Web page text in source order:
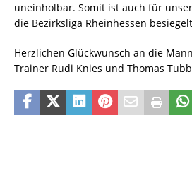
uneinholbar. Somit ist auch für
die Bezirksliga Rheinhessen
Herzlichen Glückwunsch an die
Trainer Rudi Knies und Thomas